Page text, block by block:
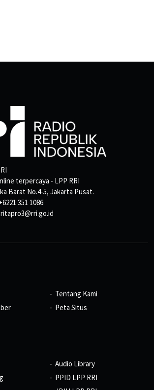
terpercaya - LPP RRI
Barat No.4-5, Jakarta Pusat.
351 1086
Tentang Kami
Peta Situs
Audio Library
PPID LPP RRI